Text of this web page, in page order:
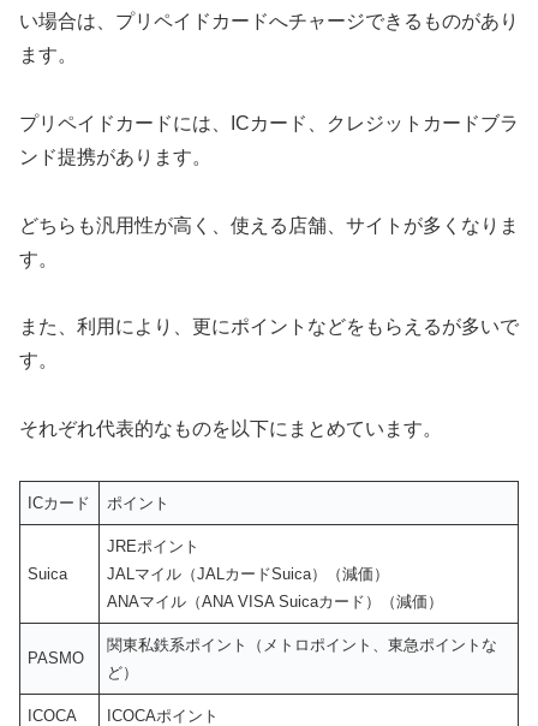
い場合は、プリペイドカードへチャージできるものがあり
ます。
プリペイドカードには、ICカード、クレジットカードブラ
ンド提携があります。
どちらも汎用性が高く、使える店舗、サイトが多くなりま
す。
また、利用により、更にポイントなどをもらえるが多いで
す。
それぞれ代表的なものを以下にまとめています。
ICカード ポイント
Suica
JREポイント
JALマイル（JALカードSuica）（減価）
ANAマイル（ANA VISA Suicaカード）（減価）
PASMO
関東私鉄系ポイント（メトロポイント、東急ポイントな
ど）
ICOCA ICOCAポイント